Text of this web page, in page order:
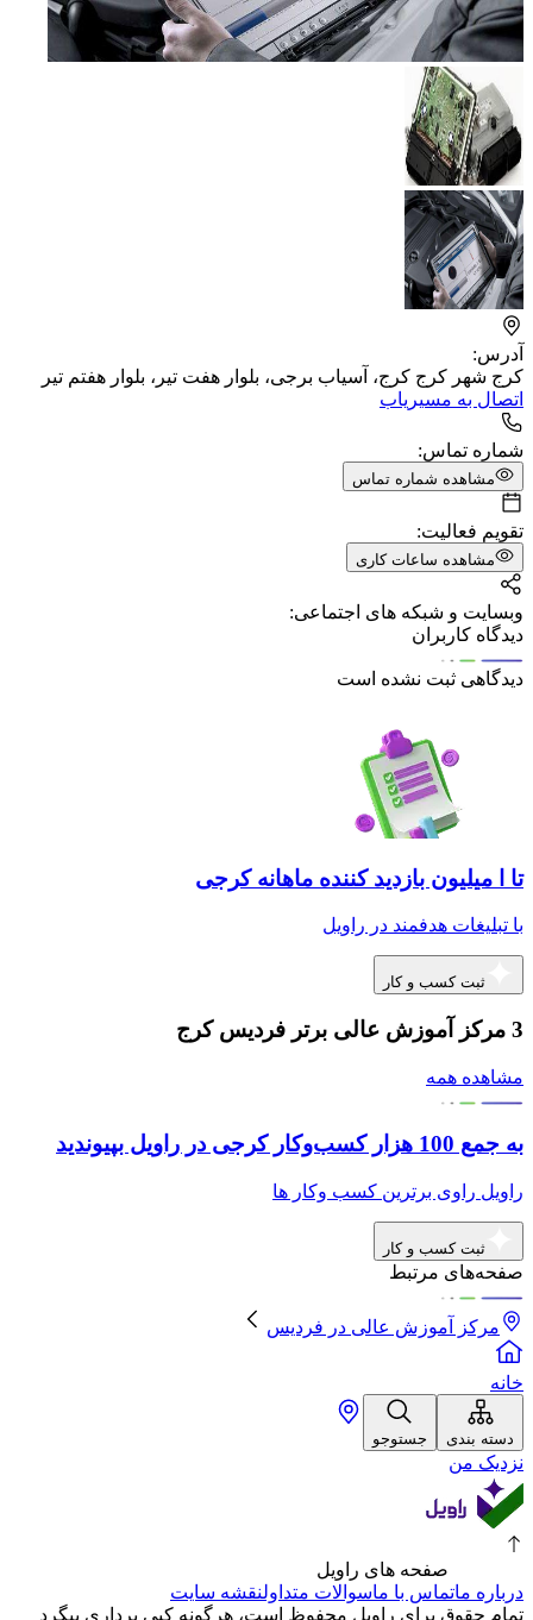
آدرس:
کرج شهر کرج کرج، آسیاب برجی، بلوار هفت تیر، بلوار هفتم تیر
اتصال به مسیریاب
شماره تماس:
مشاهده شماره تماس
تقویم فعالیت:
مشاهده ساعات کاری
وبسایت و شبکه های اجتماعی:
دیدگاه کاربران
دیدگاهی ثبت نشده است
تا ا میلیون بازدید کننده ماهانه کرجی
با تبلیغات هدفمند در راویل
ثبت کسب و کار
3 مرکز آموزش عالی برتر فردیس کرج
مشاهده همه
به جمع 100 هزار کسب‌وکار کرجی در راویل بپیوندید
راویل راوی برترین کسب وکار ها
ثبت کسب و کار
صفحه‌های مرتبط
مرکز آموزش عالی در فردیس
خانه
دسته بندی جستوجو
نزدیک من
صفحه های راویل
درباره ماتماس با ماسوالات متداولنقشه سایت
تمام حقوق برای راویل محفوظ است، هرگونه کپی برداری پیگرد